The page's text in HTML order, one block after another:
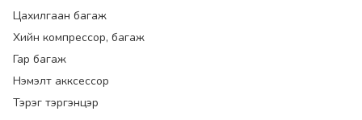
Цахилгаан багаж
Хийн компрессор, багаж
Гар багаж
Нэмэлт акксессор
Тэрэг тэргэнцэр